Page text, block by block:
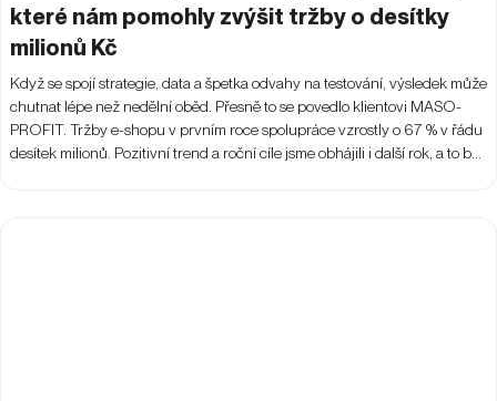
které nám pomohly zvýšit tržby o desítky
milionů Kč
Když se spojí strategie, data a špetka odvahy na testování, výsledek může
chutnat lépe než nedělní oběd. Přesně to se povedlo klientovi MASO-
PROFIT. Tržby e-shopu v prvním roce spolupráce vzrostly o 67 % v řádu
desítek milionů. Pozitivní trend a roční cíle jsme obhájili i další rok, a to bez